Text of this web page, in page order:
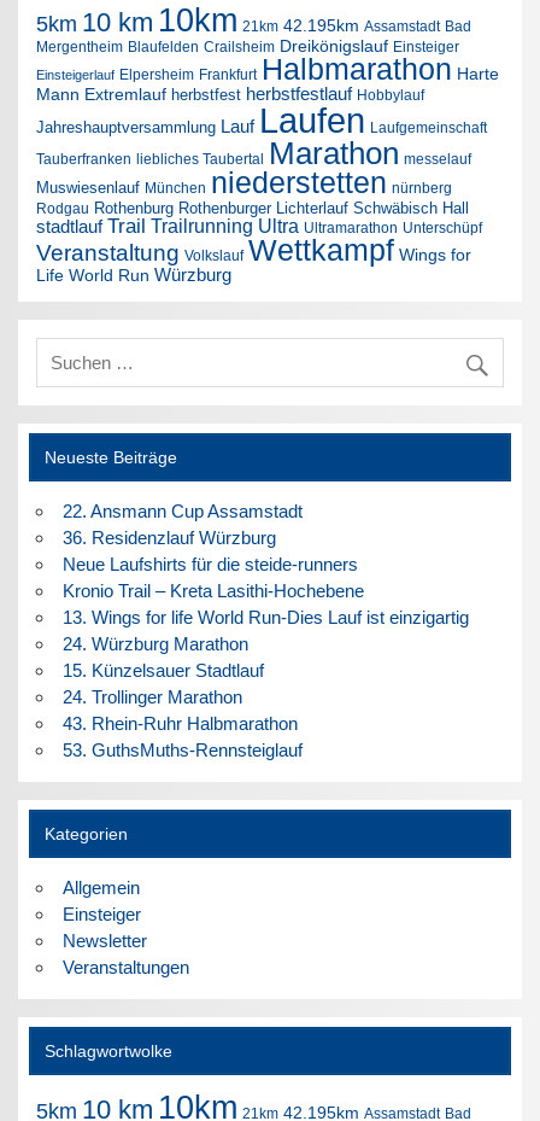
5km 10 km 10km 21km 42.195km Assamstadt Bad
Mergentheim Blaufelden Crailsheim Dreikönigslauf Einsteiger
Einsteigerlauf Elpersheim Frankfurt Halbmarathon Harte
Mann Extremlauf herbstfest herbstfestlauf Hobbylauf
Jahreshauptversammlung Lauf Laufen Laufgemeinschaft
Tauberfranken liebliches Taubertal Marathon messelauf
Muswiesenlauf München niederstetten nürnberg
Rodgau Rothenburg Rothenburger Lichterlauf Schwäbisch Hall
stadtlauf Trail Trailrunning Ultra Ultramarathon Unterschüpf
Veranstaltung Volkslauf Wettkampf Wings for
Life World Run Würzburg
Neueste Beiträge
22. Ansmann Cup Assamstadt
36. Residenzlauf Würzburg
Neue Laufshirts für die steide-runners
Kronio Trail – Kreta Lasithi-Hochebene
13. Wings for life World Run-Dies Lauf ist einzigartig
24. Würzburg Marathon
15. Künzelsauer Stadtlauf
24. Trollinger Marathon
43. Rhein-Ruhr Halbmarathon
53. GuthsMuths-Rennsteiglauf
Kategorien
Allgemein
Einsteiger
Newsletter
Veranstaltungen
Schlagwortwolke
5km 10 km 10km 21km 42.195km Assamstadt Bad